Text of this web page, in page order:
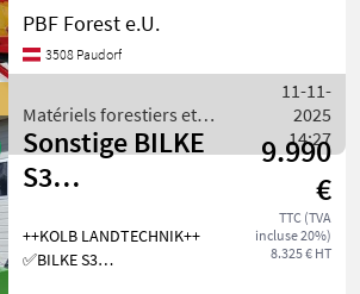
Herstellung von
Holzscheiten mit dem
gewünschten Querschnitt.
Schnittsystem über HM-
Sägeb
PBF Forest e.U.
3508 Paudorf
Matériels forestiers et
matériels pour le travail du
bois / Rabaud
11-11-
2025
14:27
Sonstige BILKE
S3
9.990
€
TTC (TVA
incluse 20%)
8.325 € HT
++KOLB LANDTECHNIK++
✅BILKE S3